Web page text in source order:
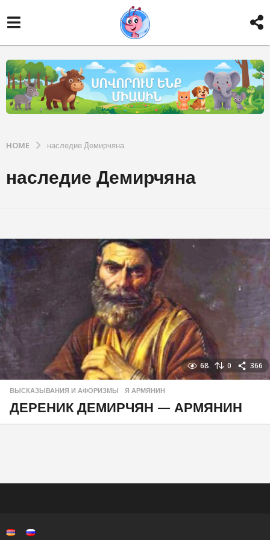
HOME наследие Демирчяна
наследие Демирчяна
68 0 366
ВЫСКАЗЫВАНИЯ И АФОРИЗМЫ ,Я АРМЯНИН
ДЕРЕНИК ДЕМИРЧЯН — АРМЯНИН